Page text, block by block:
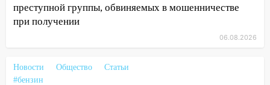
14:01 Инсценировали ДТП и получили
более 4,6 миллиона рублей: перед
13:36 В Инзе произошел крупный пожар
преступной группы, обвиняемых в мошенничестве
при получении
06.08.2026
Новости Общество
Статьи
#бензин